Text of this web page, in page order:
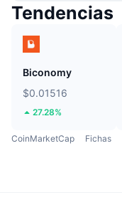
Tendencias
Biconomy
$0.01516
27.28%
CoinMarketCap Fichas